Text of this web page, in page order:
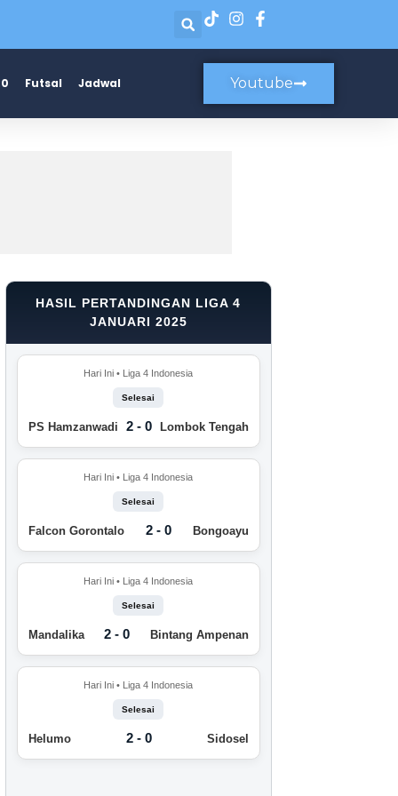
Futsal Jadwal Youtube
HASIL PERTANDINGAN LIGA 4
JANUARI 2025
Hari Ini • Liga 4 Indonesia
Selesai
PS Hamzanwadi 2 - 0 Lombok Tengah
Hari Ini • Liga 4 Indonesia
Selesai
Falcon Gorontalo 2 - 0 Bongoayu
Hari Ini • Liga 4 Indonesia
Selesai
Mandalika 2 - 0 Bintang Ampenan
Hari Ini • Liga 4 Indonesia
Selesai
Helumo 2 - 0 Sidosel